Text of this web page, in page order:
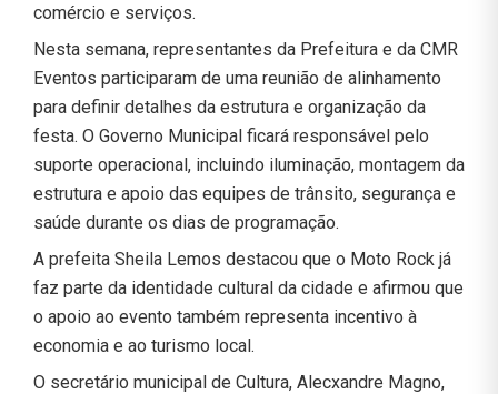
comércio e serviços.
Nesta semana, representantes da Prefeitura e da CMR
Eventos participaram de uma reunião de alinhamento
para definir detalhes da estrutura e organização da
festa. O Governo Municipal ficará responsável pelo
suporte operacional, incluindo iluminação, montagem da
estrutura e apoio das equipes de trânsito, segurança e
saúde durante os dias de programação.
A prefeita Sheila Lemos destacou que o Moto Rock já
faz parte da identidade cultural da cidade e afirmou que
o apoio ao evento também representa incentivo à
economia e ao turismo local.
O secretário municipal de Cultura, Alecxandre Magno,